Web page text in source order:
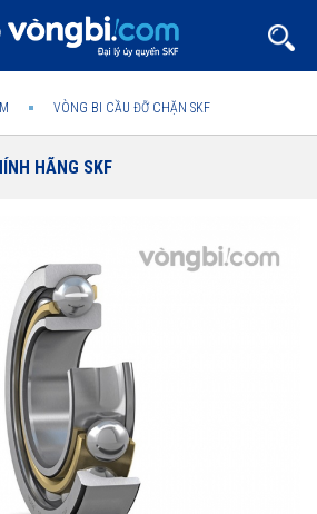
VÒNG BI CẦU ĐỠ CHẶN SKF
HÃNG SKF